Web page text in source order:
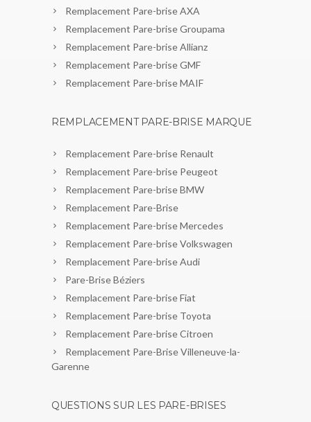
Remplacement Pare-brise AXA
Remplacement Pare-brise Groupama
Remplacement Pare-brise Allianz
Remplacement Pare-brise GMF
Remplacement Pare-brise MAIF
REMPLACEMENT PARE-BRISE MARQUE
Remplacement Pare-brise Renault
Remplacement Pare-brise Peugeot
Remplacement Pare-brise BMW
Remplacement Pare-Brise
Remplacement Pare-brise Mercedes
Remplacement Pare-brise Volkswagen
Remplacement Pare-brise Audi
Pare-Brise Béziers
Remplacement Pare-brise Fiat
Remplacement Pare-brise Toyota
Remplacement Pare-brise Citroen
Remplacement Pare-Brise Villeneuve-la-
Garenne
QUESTIONS SUR LES PARE-BRISES